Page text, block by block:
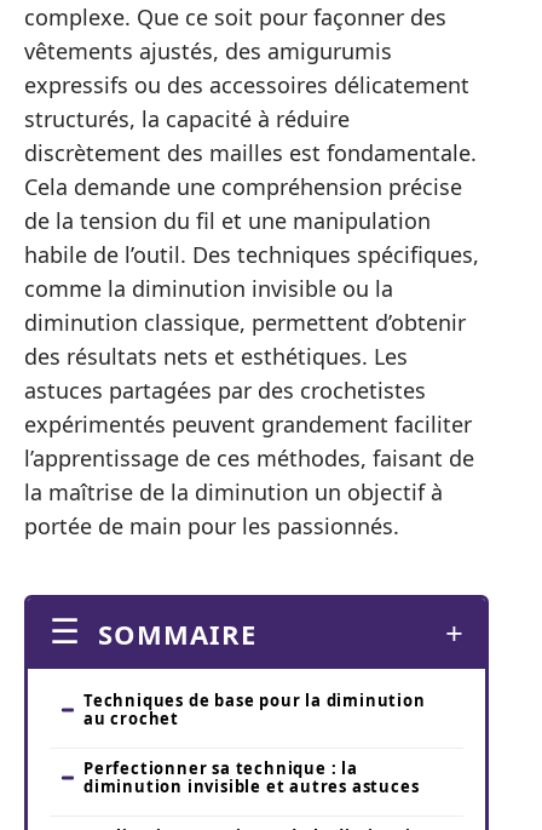
complexe. Que ce soit pour façonner des
vêtements ajustés, des amigurumis
expressifs ou des accessoires délicatement
structurés, la capacité à réduire
discrètement des mailles est fondamentale.
Cela demande une compréhension précise
de la tension du fil et une manipulation
habile de l’outil. Des techniques spécifiques,
comme la diminution invisible ou la
diminution classique, permettent d’obtenir
des résultats nets et esthétiques. Les
astuces partagées par des crochetistes
expérimentés peuvent grandement faciliter
l’apprentissage de ces méthodes, faisant de
la maîtrise de la diminution un objectif à
portée de main pour les passionnés.
SOMMAIRE
Techniques de base pour la diminution
au crochet
Perfectionner sa technique : la
diminution invisible et autres astuces